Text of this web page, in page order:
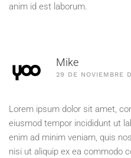
anim id est laborum.
Mike
29 DE NOVIEMBRE
Lorem ipsum dolor sit amet,
eiusmod tempor incididunt ut
enim ad minim veniam, quis
nisi ut aliquip ex ea commodo